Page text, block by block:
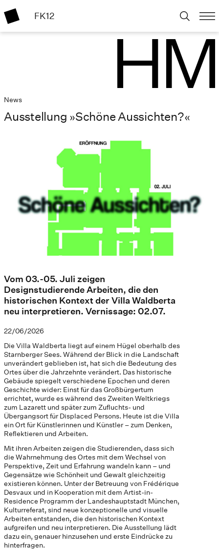
FK12
News
Ausstellung »Schöne Aussichten?«
Vom 03.-05. Juli zeigen
Designstudierende Arbeiten, die den
historischen Kontext der Villa Waldberta
neu interpretieren. Vernissage: 02.07.
22/06/2026
Die Villa Waldberta liegt auf einem Hügel oberhalb des
Starnberger Sees. Während der Blick in die Landschaft
unverändert geblieben ist, hat sich die Bedeutung des
Ortes über die Jahrzehnte verändert. Das historische
Gebäude spiegelt verschiedene Epochen und deren
Geschichte wider: Einst für das Großbürgertum
errichtet, wurde es während des Zweiten Weltkriegs
zum Lazarett und später zum Zufluchts- und
Übergangsort für Displaced Persons. Heute ist die Villa
ein Ort für Künstlerinnen und Künstler – zum Denken,
Reflektieren und Arbeiten.
Mit ihren Arbeiten zeigen die Studierenden, dass sich
die Wahrnehmung des Ortes mit dem Wechsel von
Perspektive, Zeit und Erfahrung wandeln kann – und
Gegensätze wie Schönheit und Gewalt gleichzeitig
existieren können. Unter der Betreuung von Frédérique
Desvaux und in Kooperation mit dem Artist-in-
Residence Programm der Landeshauptstadt München,
Kulturreferat, sind neue konzeptionelle und visuelle
Arbeiten entstanden, die den historischen Kontext
aufgreifen und neu interpretieren. Die Ausstellung lädt
dazu ein, genauer hinzusehen und erste Eindrücke zu
hinterfragen.